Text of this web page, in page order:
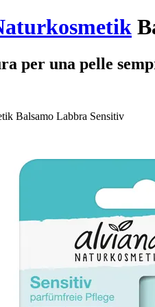
per una pelle
Balsamo Labbra Sensitiv